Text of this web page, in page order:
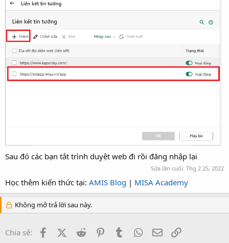
Sau đó các bạn tắt trình duyệt web đi rồi đăng nhập lại
Sửa lần cuối: Thg 2 25, 2022
Học thêm kiến thức tại: AMIS Blog | MISA Academy
Không mở trả lời sau này.
Chia sẻ: FacebookX (Twitter)
Reddit PinterestTumblr WhatsApp
Email